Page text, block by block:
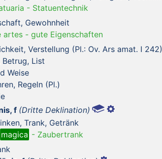
- Statuentechnik
Gewohnheit
artes - gute Eigenschaften
Verstellung (Pl.: Ov. Ars amat. I 242)
List
Weise
Regeln (Pl.)
f (Dritte Deklination)
Trank, Getränk
magica - Zaubertrank